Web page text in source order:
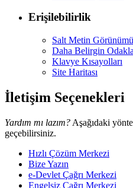
Erişilebilirlik
Salt Metin Görünümü
Daha Belirgin
Klavye Kısayolları
Site Haritası
İletişim Seçenekleri
Yardım mı lazım? Aşağıdaki
geçebilirsiniz.
Hızlı Çözüm Merkezi
Bize Yazın
e-Devlet Çağrı Merkezi
Engelsiz Çağrı Merkezi